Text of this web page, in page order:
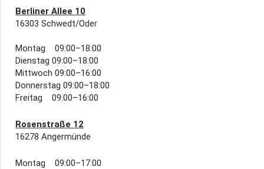
Berliner Allee 10
16303 Schwedt/Oder
Montag 09:00–18:00
Dienstag 09:00–18:00
Mittwoch 09:00–16:00
Donnerstag 09:00–18:00
Freitag 09:00–16:00
Rosenstraße 12
16278 Angermünde
Montag 09:00–17:00